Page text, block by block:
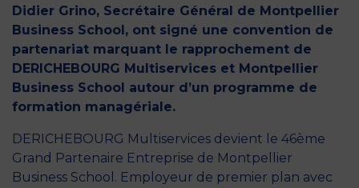
Didier Grino, Secrétaire Général de Montpellier
Business School, ont signé une convention de
partenariat marquant le rapprochement de
DERICHEBOURG Multiservices et Montpellier
Business School autour d’un programme de
formation managériale.
DERICHEBOURG Multiservices devient le 46ème
Grand Partenaire Entreprise de Montpellier
Business School. Employeur de premier plan avec